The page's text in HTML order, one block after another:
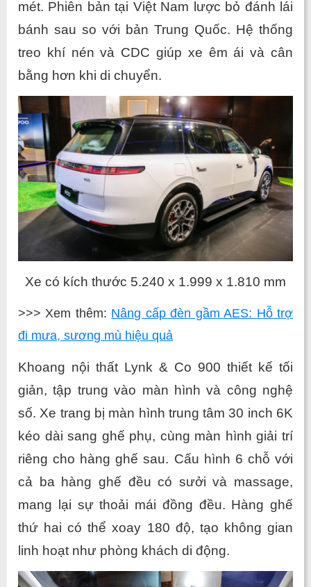
mét. Phiên bản tại Việt Nam lược bỏ đánh lái
bánh sau so với bản Trung Quốc. Hệ thống
treo khí nén và CDC giúp xe êm ái và cân
bằng hơn khi di chuyển.
Xe có kích thước 5.240 x 1.999 x 1.810 mm
>>> Xem thêm: Nâng cấp đèn gầm AES: Hỗ trợ
đi mưa, sương mù hiệu quả
Khoang nội thất Lynk & Co 900 thiết kế tối
giản, tập trung vào màn hình và công nghệ
số. Xe trang bị màn hình trung tâm 30 inch 6K
kéo dài sang ghế phụ, cùng màn hình giải trí
riêng cho hàng ghế sau. Cấu hình 6 chỗ với
cả ba hàng ghế đều có sưởi và massage,
mang lại sự thoải mái đồng đều. Hàng ghế
thứ hai có thể xoay 180 độ, tạo không gian
linh hoạt như phòng khách di động.